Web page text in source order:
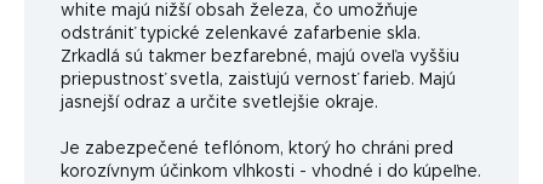
white majú nižší obsah železa, čo umožňuje
odstrániť typické zelenkavé zafarbenie skla.
Zrkadlá sú takmer bezfarebné, majú oveľa vyššiu
priepustnosť svetla, zaisťujú vernosť farieb. Majú
jasnejší odraz a určite svetlejšie okraje.
Je zabezpečené teflónom, ktorý ho chráni pred
korozívnym účinkom vlhkosti - vhodné i do kúpeľne.